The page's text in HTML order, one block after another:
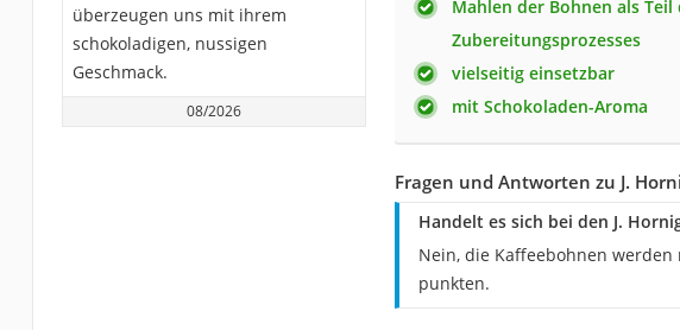
überzeugen uns mit ihrem
schokoladigen, nussigen
Geschmack.
08/2026
Mahlen der Bohnen als Teil
Zubereitungsprozesses
vielseitig einsetzbar
mit Schokoladen-Aroma
Fragen und Antworten zu J.
Handelt es sich bei den J.
Nein, die Kaffeebohnen
punkten.